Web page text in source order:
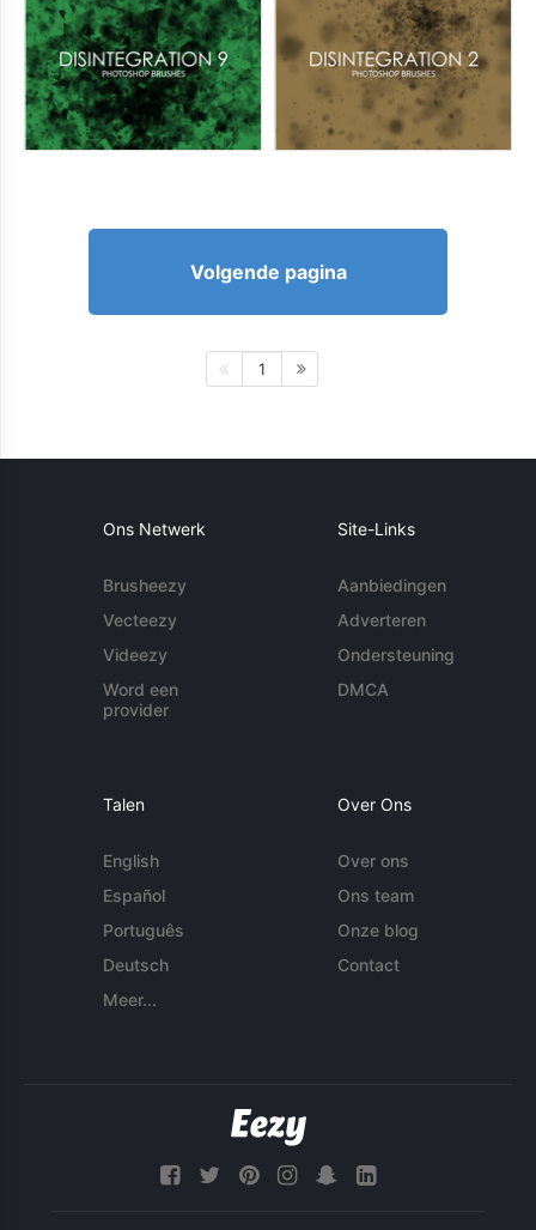
Volgende pagina
1
Ons Netwerk
Brusheezy
Vecteezy
Videezy
Word een
provider
Site-Links
Aanbiedingen
Adverteren
Ondersteuning
DMCA
Talen
English
Español
Português
Deutsch
Meer...
Over Ons
Over ons
Ons team
Onze blog
Contact